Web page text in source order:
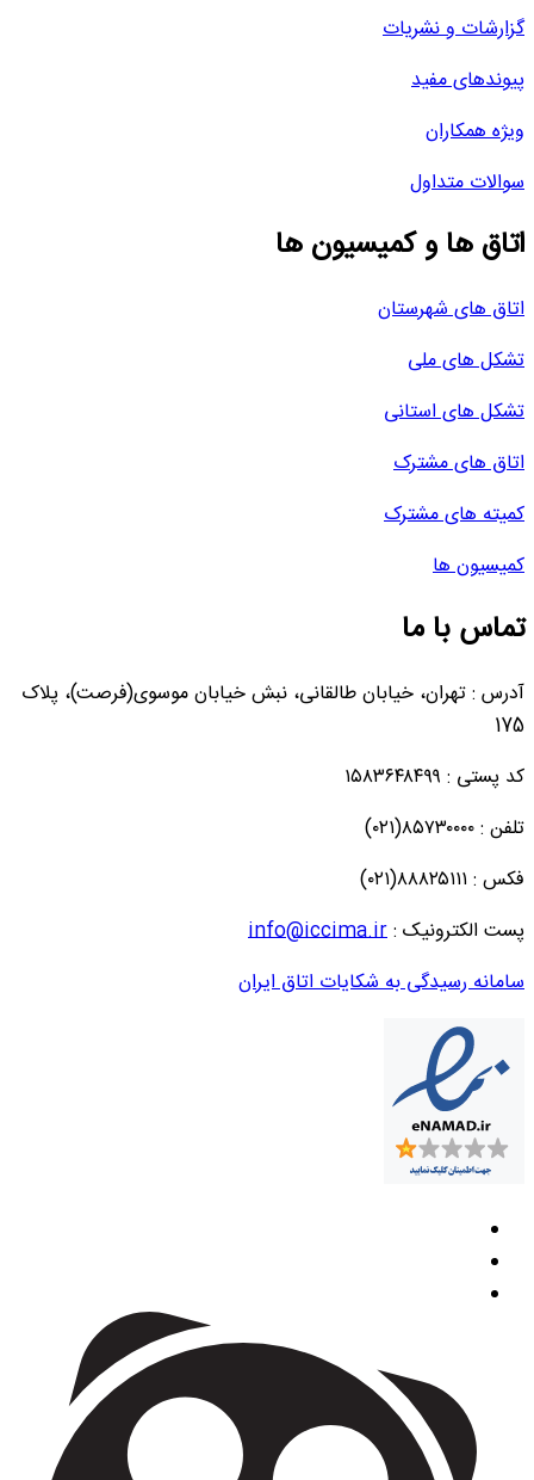
گزارشات و نشریات
پیوندهای مفید
ویژه همکاران
سوالات متداول
اتاق ها و کمیسیون ها
اتاق های شهرستان
تشکل های ملی
تشکل های استانی
اتاق های مشترک
کمیته های مشترک
کمیسیون ها
تماس با ما
آدرس : تهران، خیابان طالقانی، نبش خیابان موسوی(فرصت)، پلاک
175
کد پستی : ۱۵۸۳۶۴۸۴۹۹
تلفن : ۸۵۷۳۰۰۰۰(۰۲۱)
فکس : ۸۸۸۲۵۱۱۱(۰۲۱)
پست الکترونیک :info@iccima.ir
سامانه رسیدگی به شکایات اتاق ایران